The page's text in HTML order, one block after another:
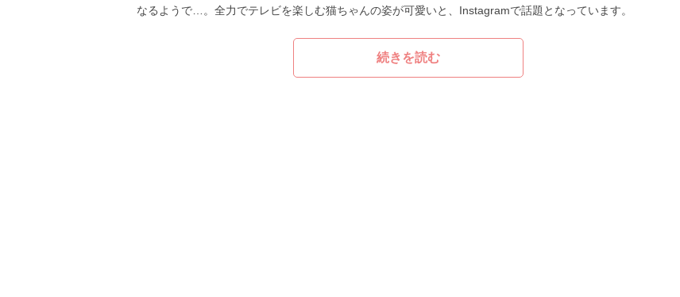
なるようで…。全力でテレビを楽しむ猫ちゃんの姿が可愛いと、Instagramで話題となっています。
続きを読む